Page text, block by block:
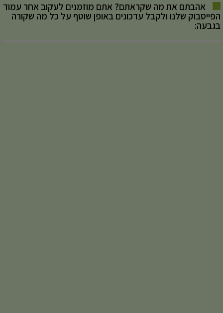
אהבתם את מה שקראתם? אתם מוזמנים לעקוב אחר עמוד
הפייסבוק שלנו ולקבל עדכונים באופן שוטף על כל מה שקורה
בגבעה: